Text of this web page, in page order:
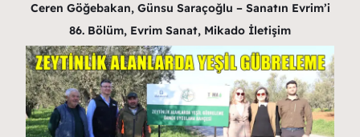
Ceren Göğebakan, Günsu Saraçoğlu – Sanatın Evrim’i
86. Bölüm, Evrim Sanat, Mikado İletişim